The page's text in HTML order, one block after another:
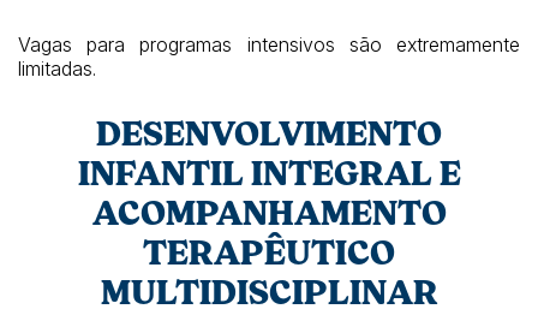
Vagas para programas intensivos são extremamente
limitadas.
DESENVOLVIMENTO
INFANTIL INTEGRAL E
ACOMPANHAMENTO
TERAPÊUTICO
MULTIDISCIPLINAR